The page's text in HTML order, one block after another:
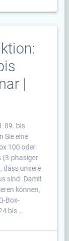
|
bis
Sie eine
100 oder
(3-phasiger
dass unsere
sind. Damit
können,
Box-
bis …